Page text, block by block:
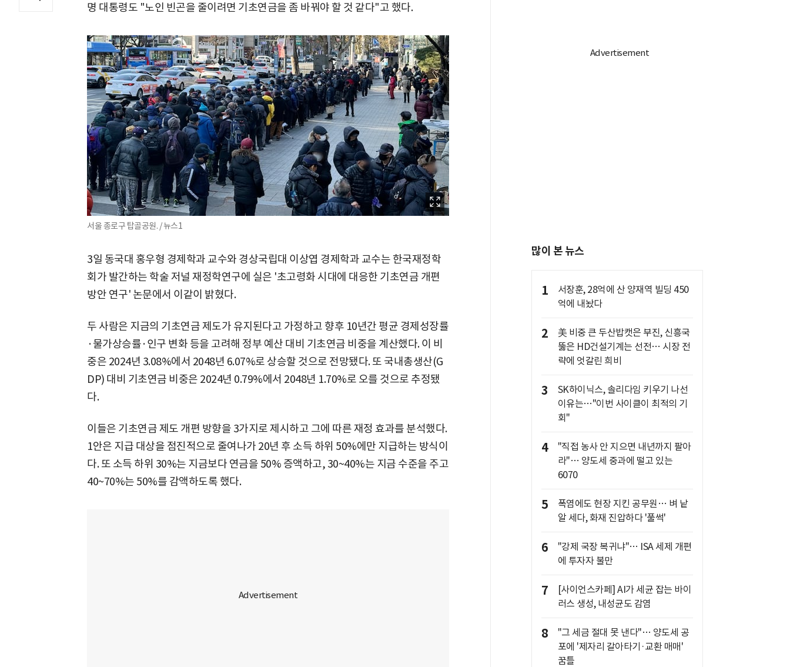
명 대통령도 "노인 빈곤을 줄이려면 기초연금을 좀 바꿔야 할 것 같다"고 했다.
서울 종로구 탑골공원. / 뉴스1
3일 동국대 홍우형 경제학과 교수와 경상국립대 이상엽 경제학과 교수는 한국재정학
회가 발간하는 학술 저널 재정학연구에 실은 '초고령화 시대에 대응한 기초연금 개편
방안 연구' 논문에서 이같이 밝혔다.
두 사람은 지금의 기초연금 제도가 유지된다고 가정하고 향후 10년간 평균 경제성장률
·물가상승률·인구 변화 등을 고려해 정부 예산 대비 기초연금 비중을 계산했다. 이 비
중은 2024년 3.08%에서 2048년 6.07%로 상승할 것으로 전망됐다. 또 국내총생산(G
DP) 대비 기초연금 비중은 2024년 0.79%에서 2048년 1.70%로 오를 것으로 추정됐
다.
이들은 기초연금 제도 개편 방향을 3가지로 제시하고 그에 따른 재정 효과를 분석했다.
1안은 지급 대상을 점진적으로 줄여나가 20년 후 소득 하위 50%에만 지급하는 방식이
다. 또 소득 하위 30%는 지금보다 연금을 50% 증액하고, 30~40%는 지금 수준을 주고
40~70%는 50%를 감액하도록 했다.
많이 본 뉴스
1
서장훈, 28억에 산 양재역 빌딩 450
억에 내놨다
2
美 비중 큰 두산밥캣은 부진, 신흥국
뚫은 HD건설기계는 선전… 시장 전
략에 엇갈린 희비
3
SK하이닉스, 솔리다임 키우기 나선
이유는…"이번 사이클이 최적의 기
회"
4
"직접 농사 안 지으면 내년까지 팔아
라"… 양도세 중과에 떨고 있는
6070
5
폭염에도 현장 지킨 공무원… 벼 낱
알 세다, 화재 진압하다 '풀썩'
6
"강제 국장 복귀냐"… ISA 세제 개편
에 투자자 불만
7
[사이언스카페] AI가 세균 잡는 바이
러스 생성, 내성균도 감염
8
"그 세금 절대 못 낸다"… 양도세 공
포에 '제자리 갈아타기·교환 매매'
꿈틀